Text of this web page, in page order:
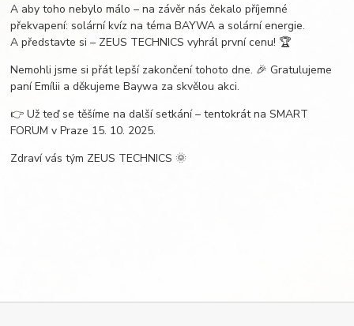
A aby toho nebylo málo – na závěr nás čekalo příjemné
překvapení: solární kvíz na téma BAYWA a solární energie.
A představte si – ZEUS TECHNICS vyhrál první cenu! 🏆
Nemohli jsme si přát lepší zakončení tohoto dne. 🎉 Gratulujeme
paní Emílii a děkujeme Baywa za skvělou akci.
👉 Už teď se těšíme na další setkání – tentokrát na SMART
FORUM v Praze 15. 10. 2025.
Zdraví vás tým ZEUS TECHNICS 🌞